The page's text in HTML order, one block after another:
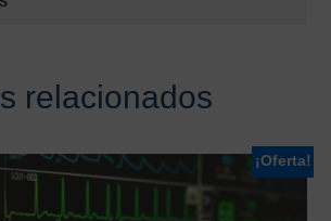
relacionados
¡Oferta!